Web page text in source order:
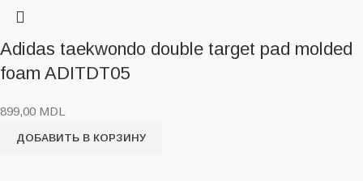
Adidas taekwondo double target pad molded
foam ADITDT05
899,00 MDL
ДОБАВИТЬ В КОРЗИНУ